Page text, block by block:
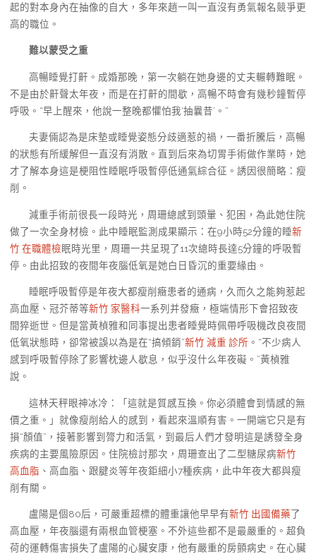
起的對本身內在抽像的自大，多年來趙一叫一直沒有勇氣報名競爭更
高的職位。
難以蒙受之重
高暢睡覺打鼾。成婚那晚，第一次躺在她身邊的丈夫輾轉難眠。
不是由於鼾聲太年夜，而是在打鼾的間歇，高暢不時會有幾秒鐘暫停
呼吸。“早上醒來，他說一整晚都懼怕我‘抽曩昔’。”
夫妻倆認為是床墊或睡覺姿態分歧適惹的禍，一番折騰后，高暢
的狀態有所緩解但一直沒有消散。直到后來為切胃手術做作業時，她
才了解本身這是梗阻性睡眠呼吸暫停低通氣綜合征。誘因很簡略：瘦
削。
減重手術前很長一段時光，周珊總感到頭暈、犯困，為此她住院
做了一次全身材檢。此中睡眠監測成果顯示：在9小時52分鐘的睡新
竹 在職體檢眠時光里，周珊一共呈現了11次總時長達5分鐘的呼吸暫
停。由此招致的夜間年夜腦低氧是她白日昏沉的重要緣由。
睡眠呼吸暫停是年夜大都瘦削癥患者的通病，久而久之能夠惹起
高血壓、冠芥蒂等新竹 家醫科一系列并發癥，極端情形下會招致夜
間猝逝世。但是當黃楨雅和同事提出患者睡覺時佩帶呼吸機改良夜間
低氧狀態時，卻常被誤以為是在“搞傾銷”新竹 減重 診所 。“不少病人
感到呼吸暫停除了影響枕邊人歇息，似乎沒什么年夜礙。”黃楨雅
說。
這林天秤眼神冰冷：「這就是質感互換。你必須體會到情感的無
價之重。」就像瘦削給人的感到，看起來溫順有害。一開端它只是有
損“顏值”，接著影響到膂力和活氣，到最后人們才發明這是誘發全身
疾病的主要風險原因。住院檢討那次，周珊查出了二型糖尿病新竹
高血脂 、高血脂、跟腱炎等年夜鉅細小7種疾病，此中年夜大都與瘦
削有關。
盧陽是個80后，可嚴重超標的體重讓他早早有新竹 出國備藥了
高血壓，年夜腦還有兩根血管梗塞。不外這些都不是最嚴重的。超負
荷的運轉傷害損失了盧陽的心臟安康，他有嚴重的房顫病史。在心臟